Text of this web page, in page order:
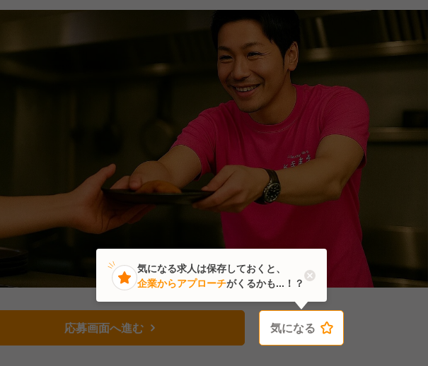
応募画面へ進む 気になる
気になる
気になる求人は保存しておくと、
企業からアプローチがくるかも...！？